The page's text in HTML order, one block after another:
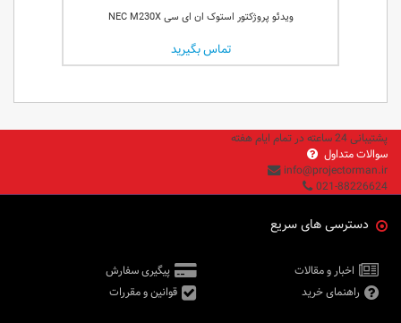
ویدئو پروژکتور استوک ان ای سی NEC M230X
تماس بگیرید
پشتیبانی 24 ساعته در تمام ایام هفته
سوالات متداول
info@projectorman.ir
021-88226624
دسترسی های سریع
اخبار و مقالات
پیگیری سفارش
راهنمای خرید
قوانین و مقررات